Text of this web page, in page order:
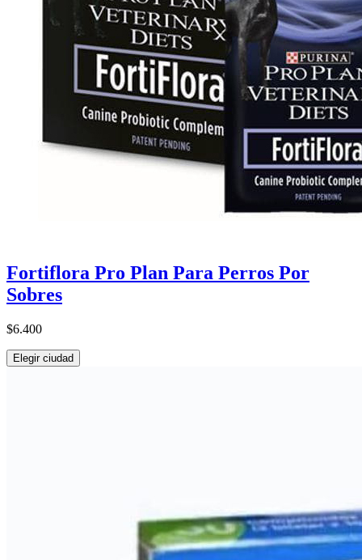
Fortiflora Pro Plan Para Perros Por
Sobres
$6.400
Elegir ciudad